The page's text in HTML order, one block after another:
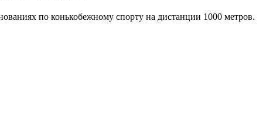
по конькобежному спорту на дистанции 1000 метров.